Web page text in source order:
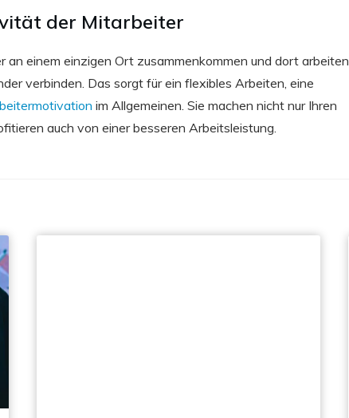
der Mitarbeiter
einem einzigen Ort zusammenkommen und dort arbeiten.
verbinden. Das sorgt für ein flexibles Arbeiten, eine
im Allgemeinen. Sie machen nicht nur Ihren
auch von einer besseren Arbeitsleistung.